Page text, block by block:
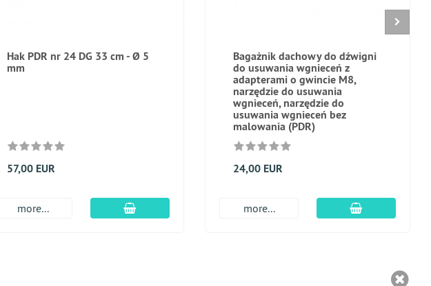
Hak PDR nr 24 DG 33 cm - Ø 5
mm
57,00 EUR
more... dodaj do koszyka
Bagażnik dachowy do dźwigni
do usuwania wgnieceń z
adapterami o gwincie M8,
narzędzie do usuwania
wgnieceń, narzędzie do
usuwania wgnieceń bez
malowania (PDR)
24,00 EUR
more... dodaj do